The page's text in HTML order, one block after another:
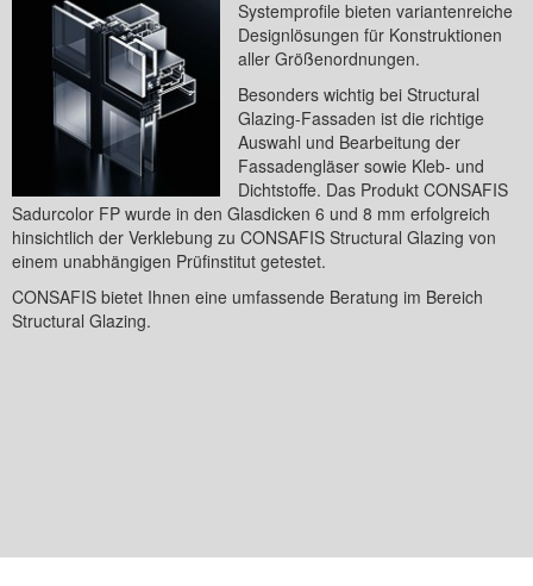
Systemprofile bieten variantenreiche
Designlösungen für Konstruktionen
aller Größenordnungen.
Besonders wichtig bei Structural
Glazing-Fassaden ist die richtige
Auswahl und Bearbeitung der
Fassadengläser sowie Kleb- und
Dichtstoffe. Das Produkt CONSAFIS
Sadurcolor FP wurde in den Glasdicken 6 und 8 mm erfolgreich
hinsichtlich der Verklebung zu CONSAFIS Structural Glazing von
einem unabhängigen Prüfinstitut getestet.
CONSAFIS bietet Ihnen eine umfassende Beratung im Bereich
Structural Glazing.